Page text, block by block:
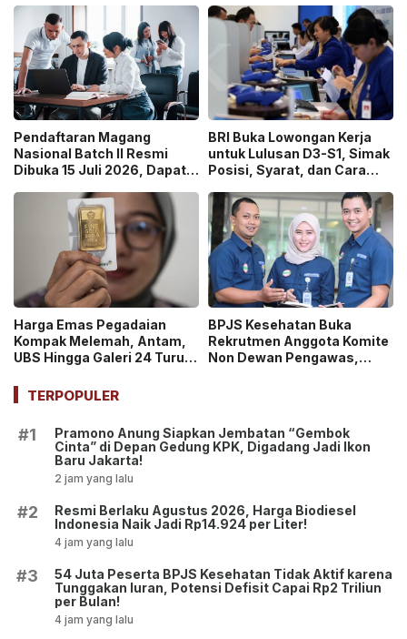
Media Digital!
Pendaftaran Magang
Nasional Batch II Resmi
Dibuka 15 Juli 2026, Dapat
BRI Buka Lowongan Kerja
untuk Lulusan D3-S1, Simak
Posisi, Syarat, dan Cara
Harga Emas Pegadaian
Kompak Melemah, Antam,
UBS Hingga Galeri 24 Turun
BPJS Kesehatan Buka
Rekrutmen Anggota Komite
Non Dewan Pengawas,
TERPOPULER
#1
Pramono Anung Siapkan Jembatan “Gembok
Cinta” di Depan Gedung KPK, Digadang Jadi Ikon
Baru Jakarta!
2 jam yang lalu
#2
Resmi Berlaku Agustus 2026, Harga Biodiesel
Indonesia Naik Jadi Rp14.924 per Liter!
4 jam yang lalu
#3
54 Juta Peserta BPJS Kesehatan Tidak Aktif karena
Tunggakan Iuran, Potensi Defisit Capai Rp2 Triliun
per Bulan!
4 jam yang lalu